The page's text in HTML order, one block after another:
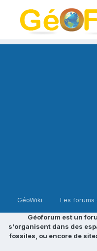
GéoWiki Les forums
Géoforum est un
s'organisent dans des
fossiles, ou encore de